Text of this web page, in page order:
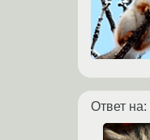
Ответ на: